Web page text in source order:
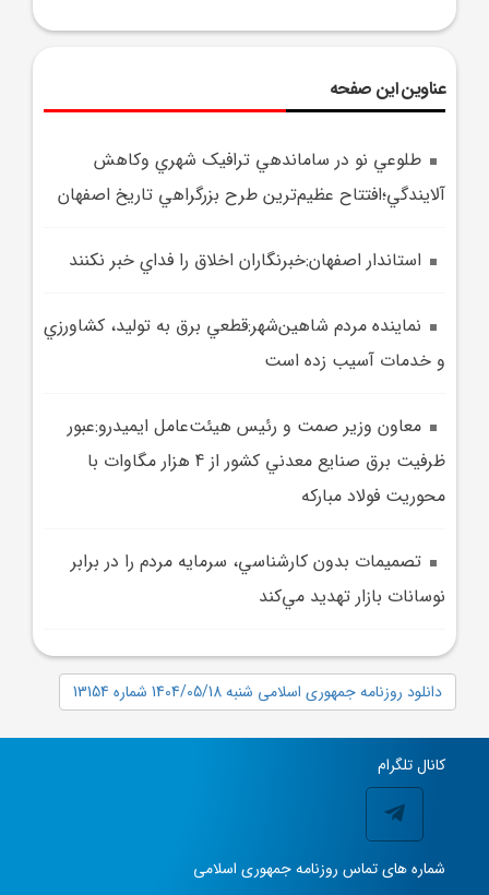
عناوین این صفحه
طلوعي نو در ساماندهي ترافيک شهري وکاهش
آلايندگي؛افتتاح عظيم‌ترين طرح بزرگراهي تاريخ اصفهان
استاندار اصفهان:خبرنگاران اخلاق را فداي خبر نکنند
نماينده مردم شاهين‌شهر:قطعي برق به توليد، کشاورزي
و خدمات آسيب زده است
معاون وزير صمت و رئيس هيئت‌عامل ايميدرو:عبور
ظرفيت برق صنايع معدني كشور از 4 هزار مگاوات با
محوريت فولاد مباركه
تصميمات بدون کارشناسي، سرمايه مردم را در برابر
نوسانات بازار تهديد مي‌کند
دانلود روزنامه جمهوری اسلامی شنبه 1404/05/18 شماره 13154
کانال تلگرام
شماره های تماس روزنامه جمهوری اسلامی